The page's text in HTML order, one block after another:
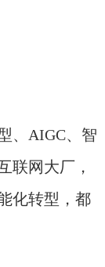
、AIGC、智
联网大厂，
化转型，都